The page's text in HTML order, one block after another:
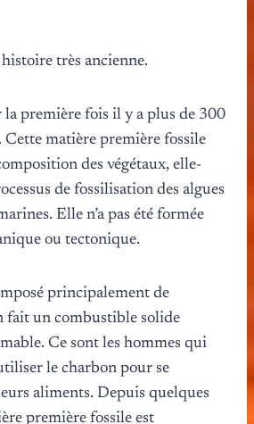
très ancienne.
la première fois il y a plus de 300
Cette matière première fossile
des végétaux, elle-
de fossilisation des algues
Elle n’a pas été formée
ou tectonique.
principalement de
fait un combustible solide
Ce sont les hommes qui
le charbon pour se
aliments. Depuis quelques
première fossile est